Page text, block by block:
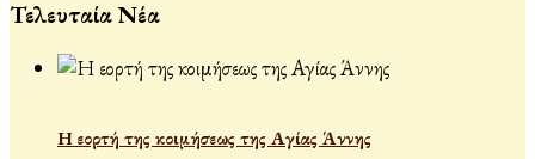
Τελευταία Νέα
Η εορτή της κοιμήσεως της Αγίας Άννης